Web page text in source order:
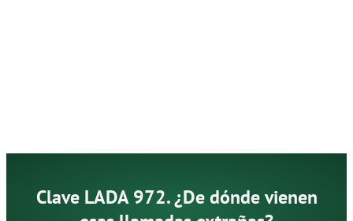
Clave LADA 972. ¿De dónde vienen